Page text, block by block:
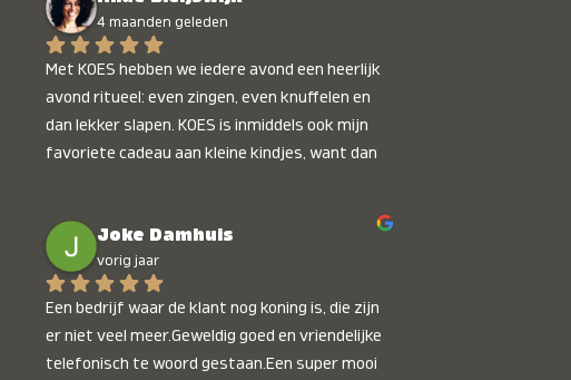
4 maanden geleden
Met KOES hebben we iedere avond een heerlijk
avond ritueel: even zingen, even knuffelen en
dan lekker slapen. KOES is inmiddels ook mijn
favoriete cadeau aan kleine kindjes, want dan
onbetaalbaar 🙂
Joke Damhuis
vorig jaar
Een bedrijf waar de klant nog koning is, die zijn
er niet veel meer.Geweldig goed en vriendelijke
telefonisch te woord gestaan.Een super mooi